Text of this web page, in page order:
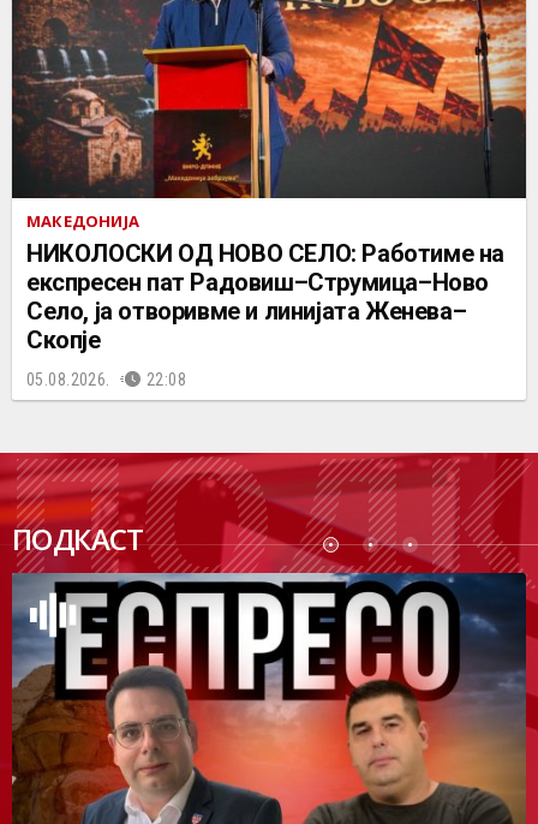
МАКЕДОНИЈА
НИКОЛОСКИ ОД НОВО СЕЛО: Работиме на
експресен пат Радовиш–Струмица–Ново
Село, ја отворивме и линијата Женева–
Скопје
05.08.2026. 22:08
ПОДКАСТ
ПОДК
АСТ